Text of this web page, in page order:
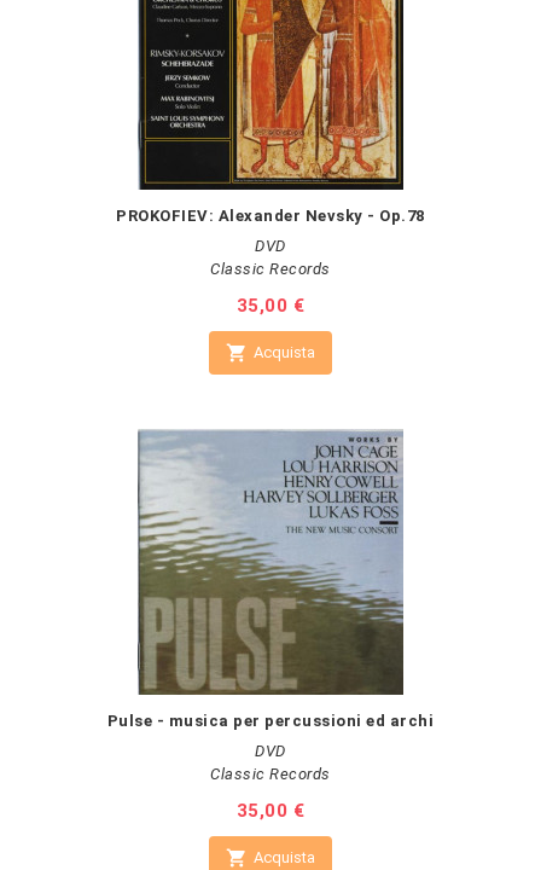
PROKOFIEV: Alexander Nevsky - Op.78
DVD
Classic Records
Prezzo
35,00 €
 Acquista
Pulse - musica per percussioni ed archi
DVD
Classic Records
Prezzo
35,00 €
 Acquista